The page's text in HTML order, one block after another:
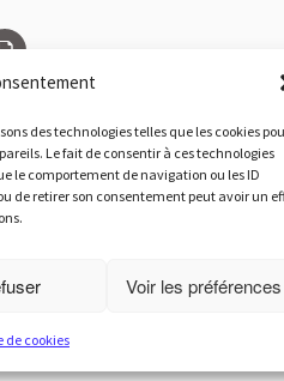
des technologies telles que les cookies
Le fait de consentir à ces technologies
le comportement de navigation ou les ID
de retirer son consentement peut avoir un
Voir les préférences
de cookies
© 2018-2026,